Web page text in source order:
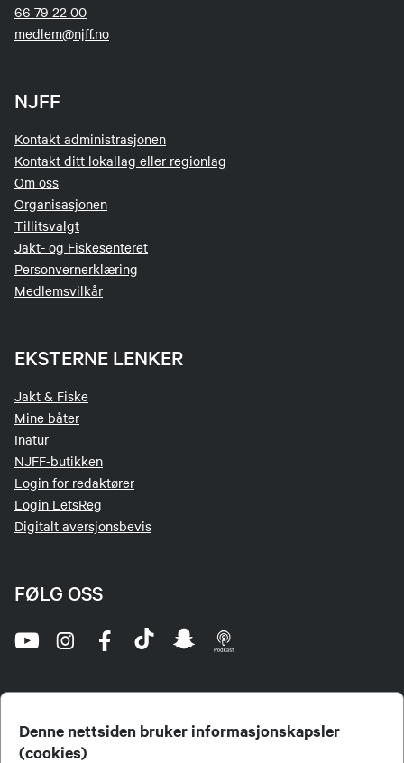
Denne nettsiden bruker informasjonskapsler
(cookies)
66 79 22 00
medlem@njff.no
NJFF
Kontakt administrasjonen
Kontakt ditt lokallag eller regionlag
Om oss
Organisasjonen
Tillitsvalgt
Jakt- og Fiskesenteret
Personvernerklæring
Medlemsvilkår
EKSTERNE LENKER
Jakt & Fiske
Mine båter
Inatur
NJFF-butikken
Login for redaktører
Login LetsReg
Digitalt aversjonsbevis
FØLG OSS